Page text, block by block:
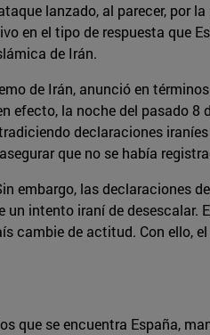
lanzado, al parecer, por
en el tipo de respuesta que
de Irán.
de Irán, anunció en
efecto, la noche del pasado 8
declaraciones
que no se había
embargo, las declaraciones
intento iraní de desescalar.
de actitud. Con ello,
que se encuentra España,